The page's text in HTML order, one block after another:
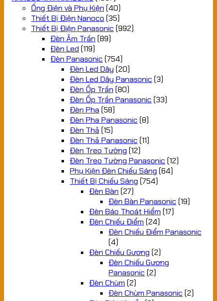
Ống Điện và Phụ Kiện (40)
Thiết Bị Điện Nanoco (35)
Thiết Bị Điện Panasonic (992)
Đèn Âm Trần (89)
Đèn Led (119)
Đèn Panasonic (754)
Đèn Led Dây (20)
Đèn Led Dây Panasonic (3)
Đèn Ốp Trần (80)
Đèn Ốp Trần Panasonic (33)
Đèn Pha (58)
Đèn Pha Panasonic (8)
Đèn Thả (15)
Đèn Thả Panasonic (11)
Đèn Treo Tường (12)
Đèn Treo Tường Panasonic (12)
Phụ Kiện Đèn Chiếu Sáng (64)
Thiết Bị Chiếu Sáng (754)
Đèn Bàn (27)
Đèn Bàn Panasonic (19)
Đèn Báo Thoát Hiểm (17)
Đèn Chiếu Điểm (24)
Đèn Chiếu Điểm Panasonic
(4)
Đèn Chiếu Gương (2)
Đèn Chiếu Gương
Panasonic (2)
Đèn Chùm (2)
Đèn Chùm Panasonic (2)